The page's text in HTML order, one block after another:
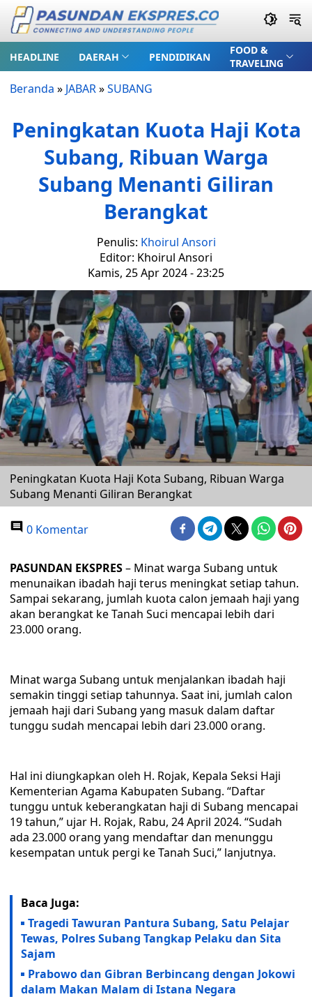
HEADLINE DAERAH PENDIDIKAN
FOOD &
TRAVELING
Beranda » JABAR»SUBANG
Peningkatan Kuota Haji Kota
Subang, Ribuan Warga
Subang Menanti Giliran
Berangkat
Penulis: Khoirul Ansori
Editor: Khoirul Ansori
Kamis, 25 Apr 2024 - 23:25
Peningkatan Kuota Haji Kota Subang, Ribuan Warga
Subang Menanti Giliran Berangkat
0 Komentar
PASUNDAN EKSPRES– Minat warga Subang untuk
menunaikan ibadah haji terus meningkat setiap tahun.
Sampai sekarang, jumlah kuota calon jemaah haji yang
akan berangkat ke Tanah Suci mencapai lebih dari
23.000 orang.
Minat warga Subang untuk menjalankan ibadah haji
semakin tinggi setiap tahunnya. Saat ini, jumlah calon
jemaah haji dari Subang yang masuk dalam daftar
tunggu sudah mencapai lebih dari 23.000 orang.
Hal ini diungkapkan oleh H. Rojak, Kepala Seksi Haji
Kementerian Agama Kabupaten Subang. “Daftar
tunggu untuk keberangkatan haji di Subang mencapai
19 tahun,” ujar H. Rojak, Rabu, 24 April 2024. “Sudah
ada 23.000 orang yang mendaftar dan menunggu
kesempatan untuk pergi ke Tanah Suci,” lanjutnya.
Baca Juga:
Tragedi Tawuran Pantura Subang, Satu Pelajar
Tewas, Polres Subang Tangkap Pelaku dan Sita
Sajam
Prabowo dan Gibran Berbincang dengan Jokowi
dalam Makan Malam di Istana Negara